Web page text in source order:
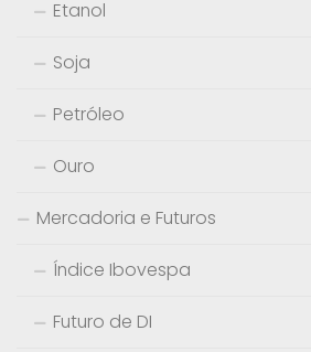
Etanol
Soja
Petróleo
Ouro
Mercadoria e Futuros
Índice Ibovespa
Futuro de DI